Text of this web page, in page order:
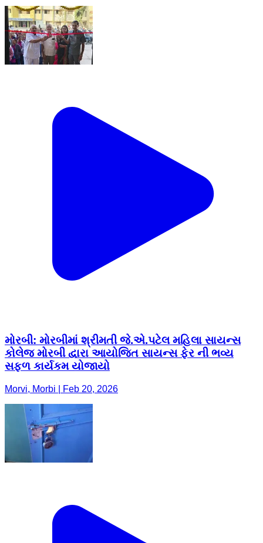
મોરબી: મોરબીમાં શ્રીમતી જે.એ.પટેલ મહિલા સાયન્સ
કોલેજ મોરબી દ્વારા આયોજિત સાયન્સ ફેર ની ભવ્ય
સફળ કાર્યકમ યોજાયો
Morvi, Morbi | Feb 20, 2026